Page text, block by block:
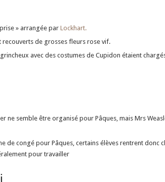
» arrangée par Lockhart.
recouverts de grosses fleurs rose vif.
grincheux avec des costumes de Cupidon étaient
ne semble être organisé pour Pâques, mais Mrs
de congé pour Pâques, certains élèves rentrent donc
pour travailler